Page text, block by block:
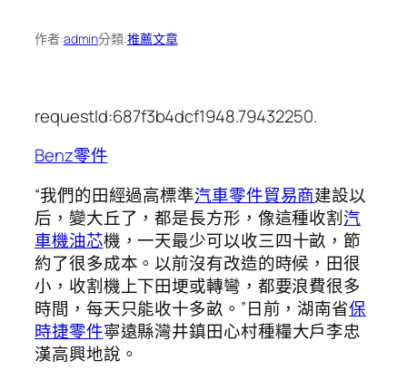
作者:admin分類:推薦文章
requestId:687f3b4dcf1948.79432250.
Benz零件
“我們的田經過高標準汽車零件貿易商建設以
后，變大丘了，都是長方形，像這種收割汽
車機油芯機，一天最少可以收三四十畝，節
約了很多成本。以前沒有改造的時候，田很
小，收割機上下田埂或轉彎，都要浪費很多
時間，每天只能收十多畝。”日前，湖南省保
時捷零件寧遠縣灣井鎮田心村種糧大戶李忠
漢高興地說。